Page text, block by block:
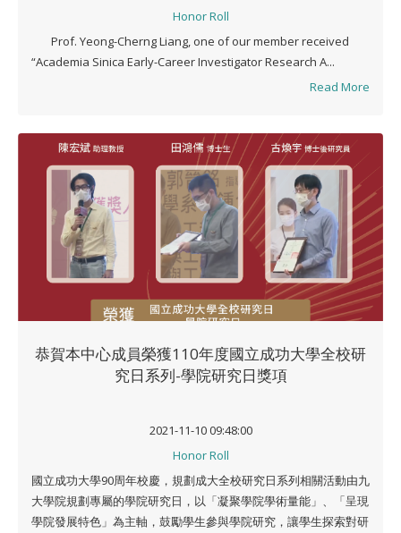
Honor Roll
Prof. Yeong-Cherng Liang, one of our member received
“Academia Sinica Early-Career Investigator Research A...
Read More
恭賀本中心成員榮獲110年度國立成功大學全校研
究日系列-學院研究日獎項
2021-11-10 09:48:00
Honor Roll
國立成功大學90周年校慶，規劃成大全校研究日系列相關活動由九
大學院規劃專屬的學院研究日，以「凝聚學院學術量能」、「呈現
學院發展特色」為主軸，鼓勵學生參與學院研究，讓學生探索對研